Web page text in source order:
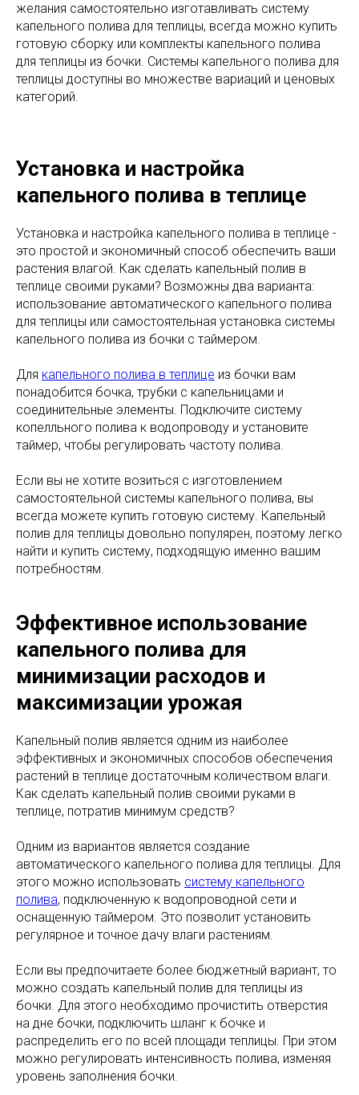
желания самостоятельно изготавливать систему
капельного полива для теплицы, всегда можно купить
готовую сборку или комплекты капельного полива
для теплицы из бочки. Системы капельного полива для
теплицы доступны во множестве вариаций и ценовых
категорий.
Установка и настройка
капельного полива в теплице
Установка и настройка капельного полива в теплице -
это простой и экономичный способ обеспечить ваши
растения влагой. Как сделать капельный полив в
теплице своими руками? Возможны два варианта:
использование автоматического капельного полива
для теплицы или самостоятельная установка системы
капельного полива из бочки с таймером.
Для капельного полива в теплице из бочки вам
понадобится бочка, трубки с капельницами и
соединительные элементы. Подключите систему
копелльного полива к водопроводу и установите
таймер, чтобы регулировать частоту полива.
Если вы не хотите возиться с изготовлением
самостоятельной системы капельного полива, вы
всегда можете купить готовую систему. Капельный
полив для теплицы довольно популярен, поэтому легко
найти и купить систему, подходящую именно вашим
потребностям.
Эффективное использование
капельного полива для
минимизации расходов и
максимизации урожая
Капельный полив является одним из наиболее
эффективных и экономичных способов обеспечения
растений в теплице достаточным количеством влаги.
Как сделать капельный полив своими руками в
теплице, потратив минимум средств?
Одним из вариантов является создание
автоматического капельного полива для теплицы. Для
этого можно использовать систему капельного
полива, подключенную к водопроводной сети и
оснащенную таймером. Это позволит установить
регулярное и точное дачу влаги растениям.
Если вы предпочитаете более бюджетный вариант, то
можно создать капельный полив для теплицы из
бочки. Для этого необходимо прочистить отверстия
на дне бочки, подключить шланг к бочке и
распределить его по всей площади теплицы. При этом
можно регулировать интенсивность полива, изменяя
уровень заполнения бочки.